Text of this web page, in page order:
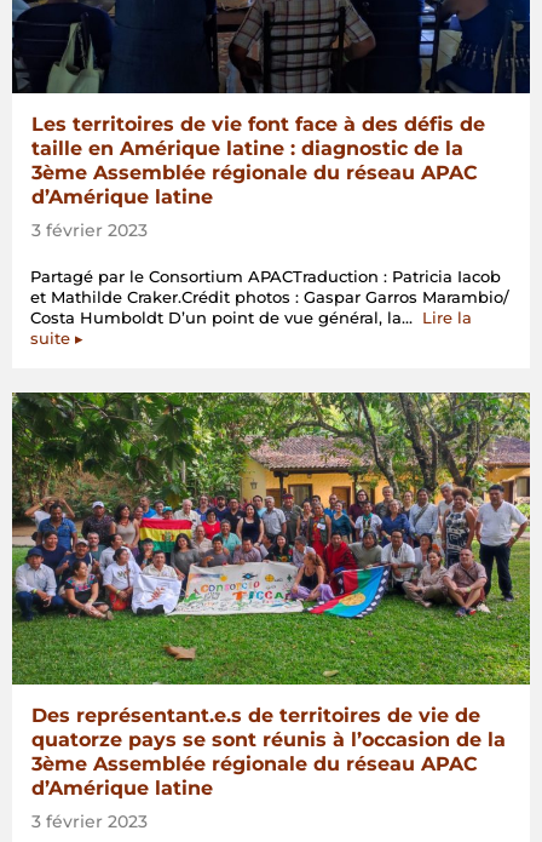
Les territoires de vie font face à des défis de
taille en Amérique latine : diagnostic de la
3ème Assemblée régionale du réseau APAC
d’Amérique latine
3 février 2023
Partagé par le Consortium APACTraduction : Patricia Iacob
et Mathilde Craker.Crédit photos : Gaspar Garros Marambio/
Costa Humboldt D’un point de vue général, la… Lire la
suite« Les
vie
font
face
à
des
défis
de
taille
en
Amérique
latine
:
diagnostic
de
la
3ème
Assemblée
régionale
du
réseau
APAC
d’Amérique
▸
Des représentant.e.s de territoires de vie de
quatorze pays se sont réunis à l’occasion de la
3ème Assemblée régionale du réseau APAC
d’Amérique latine
3 février 2023